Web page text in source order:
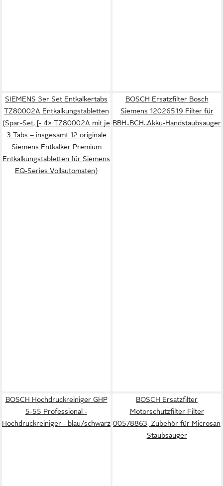
SIEMENS 3er Set Entkalkertabs
TZ80002A Entkalkungstabletten
(Spar-Set, [- 4× TZ80002A mit je
3 Tabs – insgesamt 12 originale
Siemens Entkalker Premium
Entkalkungstabletten für Siemens
EQ‑Series Vollautomaten)
BOSCH Ersatzfilter Bosch
Siemens 12026519 Filter für
BBH..BCH..Akku-Handstaubsauger
BOSCH Hochdruckreiniger GHP
5-55 Professional -
Hochdruckreiniger - blau/schwarz
BOSCH Ersatzfilter
Motorschutzfilter Filter
00578863, Zubehör für Microsan
Staubsauger